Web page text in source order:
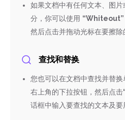
如果文档中有任何文本、图
分，你可以使用 “Whiteout”
然后点击并拖动光标在要擦除
查找和替换
您也可以在文档中查找并替
右上角的下拉按钮，然后点击
话框中输入要查找的文本及要